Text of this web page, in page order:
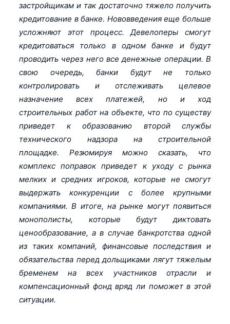
застройщикам и так достаточно тяжело получить
кредитование в банке. Нововведения еще больше
усложняют этот процесс. Девелоперы смогут
кредитоваться только в одном банке и будут
проводить через него все денежные операции. В
свою очередь, банки будут не только
контролировать и отслеживать целевое
назначение всех платежей, но и ход
строительных работ на объекте, что по существу
приведет к образованию второй службы
технического надзора на строительной
площадке. Резюмируя можно сказать, что
комплекс поправок приведет к уходу с рынка
мелких и средних игроков, которые не смогут
выдержать конкуренции с более крупными
компаниями. В итоге, на рынке могут появиться
монополисты, которые будут диктовать
ценообразование, а в случае банкротства одной
из таких компаний, финансовые последствия и
обязательства перед дольщиками лягут тяжелым
бременем на всех участников отрасли и
компенсационный фонд вряд ли поможет в этой
ситуации.